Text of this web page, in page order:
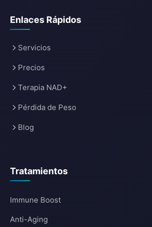
Enlaces Rápidos
Servicios
Precios
Terapia NAD+
Pérdida de Peso
Blog
Tratamientos
Immune Boost
Anti-Aging